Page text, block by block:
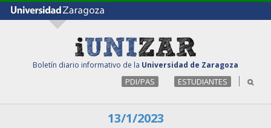
Boletín diario informativo de la Universidad de Zaragoza
PDI/PAS ESTUDIANTES
13/1/2023